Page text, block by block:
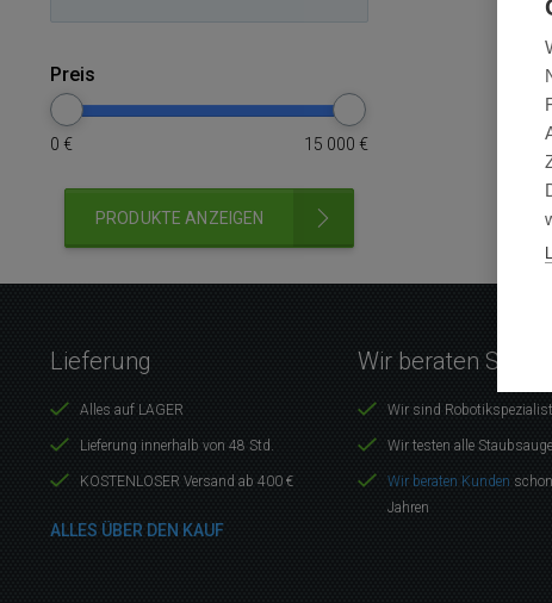
Preis
0 € 15 000 €
PRODUKTE ANZEIGEN
Lieferung
Alles auf LAGER
Lieferung innerhalb von 48 Std.
KOSTENLOSER Versand ab 400 €
ALLES ÜBER DEN KAUF
Wir beraten Sie
Wir sind
Wir testen alle
Wir beraten Kunden
Jahren